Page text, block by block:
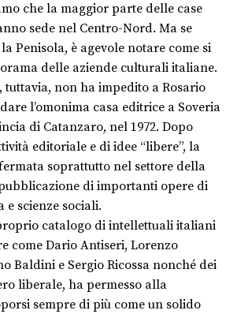
che la maggior parte delle case
sede nel Centro-Nord. Ma se
Penisola, è agevole notare come si
delle aziende culturali italiane.
tuttavia, non ha impedito a Rosario
l’omonima casa editrice a Soveria
di Catanzaro, nel 1972. Dopo
editoriale e di idee “libere”, la
soprattutto nel settore della
di importanti opere di
e scienze sociali.
catalogo di intellettuali italiani
come Dario Antiseri, Lorenzo
Baldini e Sergio Ricossa nonché dei
liberale, ha permesso alla
sempre di più come un solido